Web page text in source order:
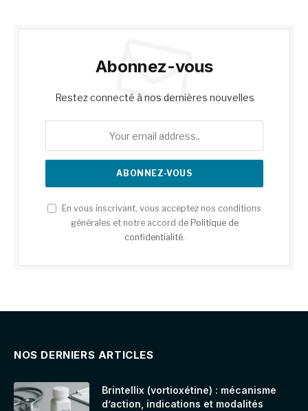
Abonnez-vous
Restez connecté à nos dernières nouvelles
En vous inscrivant, vous acceptez nos conditions
générales et notre accord de Politique de
confidentialité.
NOS DERNIERS ARTICLES
Brintellix (vortioxétine) : mécanisme
d’action, indications et modalités